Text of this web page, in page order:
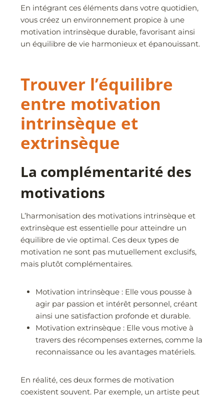
En intégrant ces éléments dans votre quotidien,
vous créez un environnement propice à une
motivation intrinsèque durable, favorisant ainsi
un équilibre de vie harmonieux et épanouissant.
Trouver l’équilibre
entre motivation
intrinsèque et
extrinsèque
La complémentarité des
motivations
L’harmonisation des motivations intrinsèque et
extrinsèque est essentielle pour atteindre un
équilibre de vie optimal. Ces deux types de
motivation ne sont pas mutuellement exclusifs,
mais plutôt complémentaires.
Motivation intrinsèque : Elle vous pousse à
agir par passion et intérêt personnel, créant
ainsi une satisfaction profonde et durable.
Motivation extrinsèque : Elle vous motive à
travers des récompenses externes, comme la
reconnaissance ou les avantages matériels.
En réalité, ces deux formes de motivation
coexistent souvent. Par exemple, un artiste peut